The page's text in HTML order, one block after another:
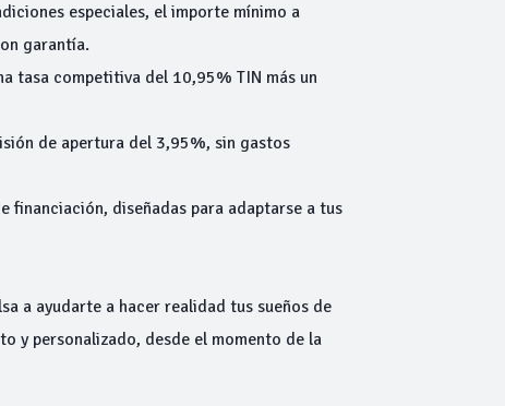
especiales, el importe mínimo a
garantía.
tasa competitiva del 10,95% TIN más un
de apertura del 3,95%, sin gastos
financiación, diseñadas para adaptarse a tus
a ayudarte a hacer realidad tus sueños de
y personalizado, desde el momento de la